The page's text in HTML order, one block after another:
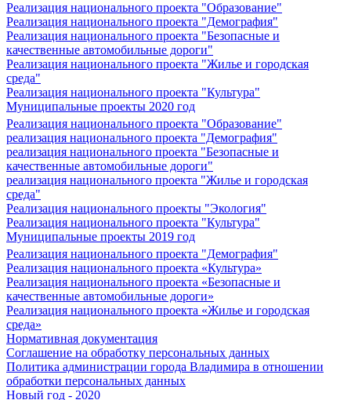
Реализация национального проекта "Образование"
Реализация национального проекта "Демография"
Реализация национального проекта "Безопасные и
качественные автомобильные дороги"
Реализация национального проекта "Жилье и городская
среда"
Реализация национального проекта "Культура"
Муниципальные проекты 2020 год
Реализация национального проекта "Образование"
реализация национального проекта "Демография"
реализация национального проекта "Безопасные и
качественные автомобильные дороги"
реализация национального проекта "Жилье и городская
среда"
Реализация национального проекты "Экология"
Реализация национального проекта "Культура"
Муниципальные проекты 2019 год
Реализация национального проекта "Демография"
Реализация национального проекта «Культура»
Реализация национального проекта «Безопасные и
качественные автомобильные дороги»
Реализация национального проекта «Жилье и городская
среда»
Нормативная документация
Соглашение на обработку персональных данных
Политика администрации города Владимира в отношении
обработки персональных данных
Новый год - 2020